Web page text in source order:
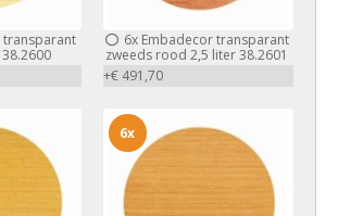
transparant
6xEmbadecor transparant
zweeds rood 2,5 liter 38.2601
+€ 491,70
6x